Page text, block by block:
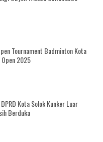
Tournament Badminton Kota
2025
Kota Solok Kunker Luar
Berduka